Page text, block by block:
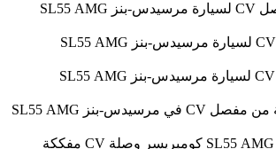
زيت جلبة مفصل CV لسيارة مرسيدس-بنز SL55 AMG
اهتزاز مفصل CV لسيارة مرسيدس-بنز SL55 AMG
ضجيج مفصل CV لسيارة مرسيدس-بنز SL55 AMG
صوت طقطقة من مفصل CV في مرسيدس-بنز SL55 AMG